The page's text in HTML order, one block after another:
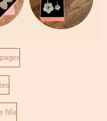
fille